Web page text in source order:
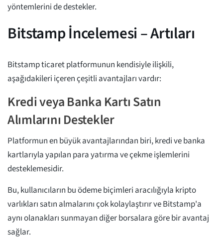
yöntemlerini de destekler.
Bitstamp İncelemesi – Artıları
Bitstamp ticaret platformunun kendisiyle ilişkili,
aşağıdakileri içeren çeşitli avantajları vardır:
Kredi veya Banka Kartı Satın
Alımlarını Destekler
Platformun en büyük avantajlarından biri, kredi ve banka
kartlarıyla yapılan para yatırma ve çekme işlemlerini
desteklemesidir.
Bu, kullanıcıların bu ödeme biçimleri aracılığıyla kripto
varlıkları satın almalarını çok kolaylaştırır ve Bitstamp'a
aynı olanakları sunmayan diğer borsalara göre bir avantaj
sağlar.